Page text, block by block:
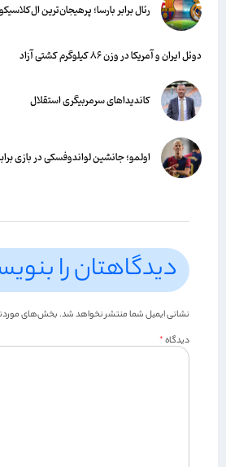
رئال برابر بارسا؛ پرهیجان‌‌ترین
دوئل ایران و آمریکا در وزن ۸۶ کیلوگرم کشتی آزاد
کاندیداهای سرمربیگری استقلال
اولمو؛ جانشین لواندوفسکی در بازی برابر
دیدگاهتان را
نشانی ایمیل شما منتشر نخواهد شد.بخش‌های
دیدگاه*